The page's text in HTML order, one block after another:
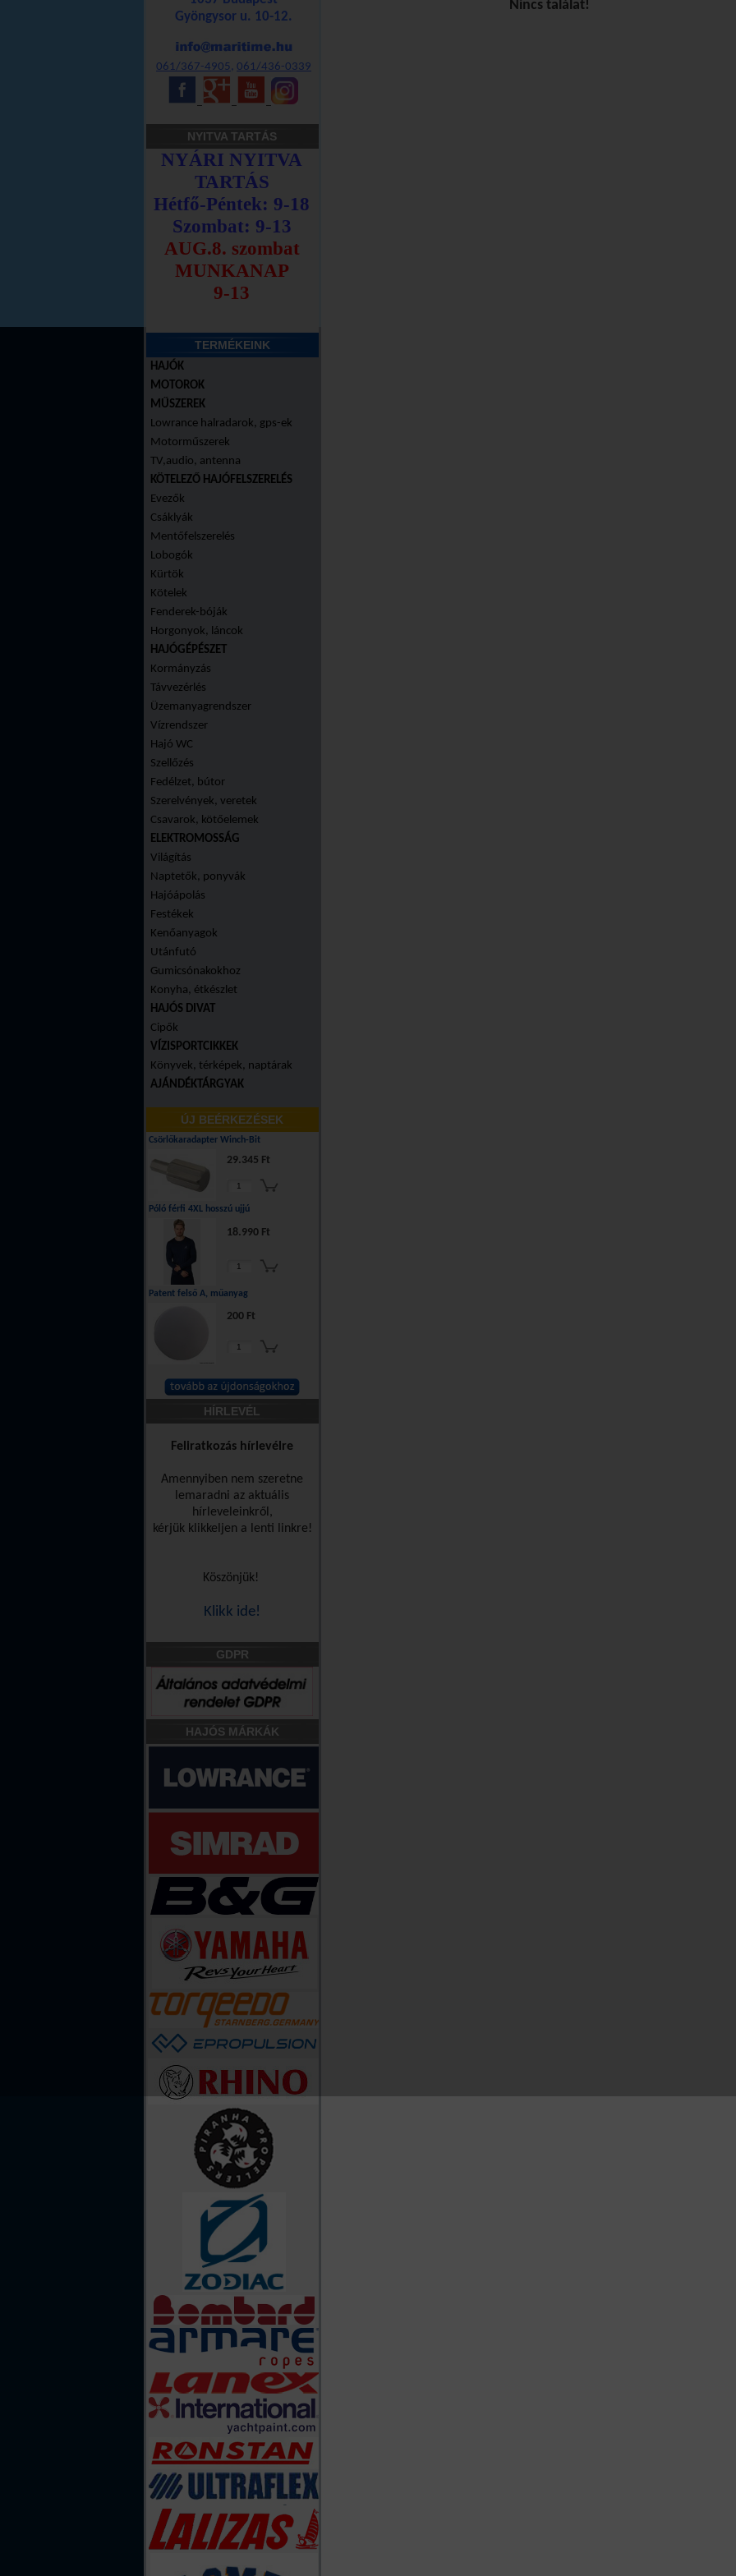
Gyöngysor u. 10-12.
061/367-4905, 061/436-0339
NYITVA TARTÁS
TERMÉKEINK
HAJÓK
MOTOROK
MŰSZEREK
Lowrance halradarok, gps-ek
Motorműszerek
TV,audio, antenna
KÖTELEZŐ HAJÓFELSZERELÉS
Evezők
Csáklyák
Mentőfelszerelés
Lobogók
Kürtök
Kötelek
Fenderek-bóják
Horgonyok, láncok
HAJÓGÉPÉSZET
Kormányzás
Távvezérlés
Üzemanyagrendszer
Vízrendszer
Hajó WC
Szellőzés
Fedélzet, bútor
Szerelvények, veretek
Csavarok, kötőelemek
ELEKTROMOSSÁG
Világítás
Naptetők, ponyvák
Hajóápolás
Festékek
Kenőanyagok
Utánfutó
Gumicsónakokhoz
Konyha, étkészlet
HAJÓS DIVAT
Cipők
VÍZISPORTCIKKEK
Könyvek, térképek, naptárak
AJÁNDÉKTÁRGYAK
ÚJ BEÉRKEZÉSEK
Csörlőkaradapter Winch-Bit
29.345 Ft
Póló férfi 4XL hosszú ujjú
18.990 Ft
Patent felső A, műanyag
200 Ft
HÍRLEVÉL
Feliratkozás hírlevélre
Amennyiben nem szeretne
lemaradni az aktuális
hírleveleinkről,
kérjük klikkeljen a lenti linkre!
Köszönjük!
Klikk ide!
GDPR
HAJÓS MÁRKÁK
Nincs találat!